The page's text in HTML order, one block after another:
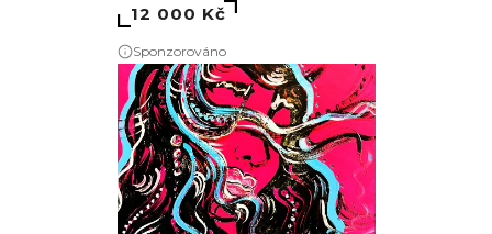
12 000 Kč
Sponzorováno